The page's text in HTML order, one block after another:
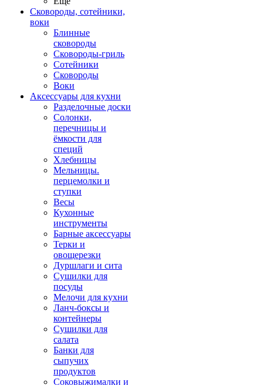
Сковороды, сотейники,
воки
Блинные
сковороды
Сковороды-гриль
Сотейники
Сковороды
Воки
Аксессуары для кухни
Разделочные доски
Солонки,
перечницы и
ёмкости для
специй
Хлебницы
Мельницы.
перцемолки и
ступки
Весы
Кухонные
инструменты
Барные аксессуары
Терки и
овощерезки
Дуршлаги и сита
Сушилки для
посуды
Мелочи для кухни
Ланч-боксы и
контейнеры
Сушилки для
салата
Банки для
сыпучих
продуктов
Соковыжималки и